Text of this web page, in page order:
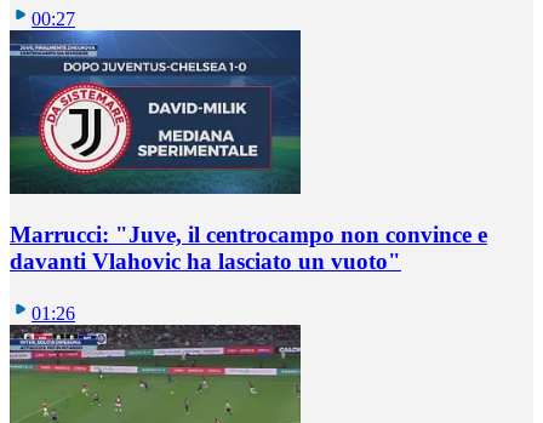
00:27
Marrucci: "Juve, il centrocampo non convince e
davanti Vlahovic ha lasciato un vuoto"
01:26